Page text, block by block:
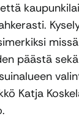
päästä
Katja